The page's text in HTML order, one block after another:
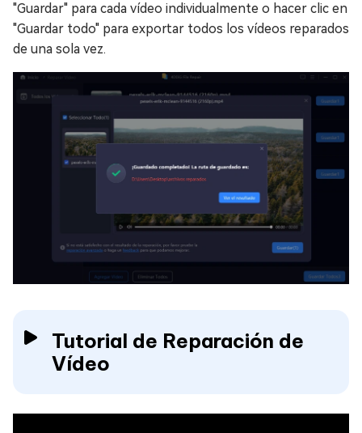
"Guardar" para cada vídeo individualmente o hacer clic en
"Guardar todo" para exportar todos los vídeos reparados
de una sola vez.
Tutorial de Reparación de
Vídeo